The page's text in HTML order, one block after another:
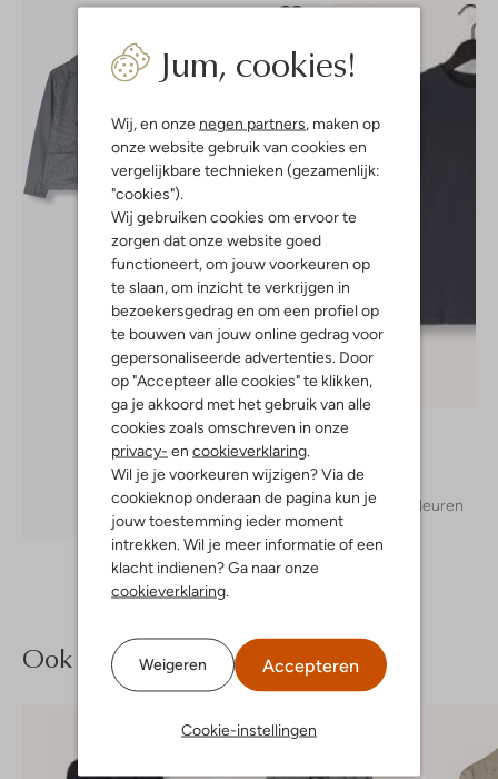
Jum, cookies!
Wij, en onze negen partners , maken op
onze website gebruik van cookies en
vergelijkbare technieken (gezamenlijk:
"cookies").
Wij gebruiken cookies om ervoor te
zorgen dat onze website goed
functioneert, om jouw voorkeuren op
te slaan, om inzicht te verkrijgen in
bezoekersgedrag en om een profiel op
te bouwen van jouw online gedrag voor
gepersonaliseerde advertenties. Door
op "Accepteer alle cookies" te klikken,
ga je akkoord met het gebruik van alle
cookies zoals omschreven in onze
privacy- en cookieverklaring
Wil je je voorkeuren wijzigen? Via de
cookieknop onderaan de pagina kun je
jouw toestemming ieder moment
intrekken. Wil je meer informatie of een
klacht indienen? Ga naar onze
cookieverklaring
Weigeren Accepteren
Cookie-instellingen
Ontdek de look
€ 24,99
+ meer kleuren
Ook iets voor jou?